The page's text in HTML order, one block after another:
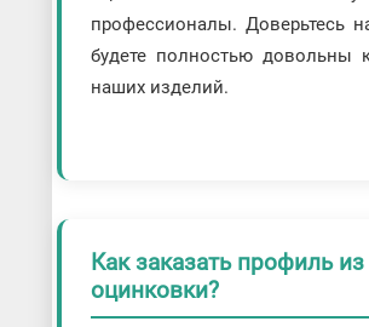
профессионалы. Доверьтесь
будете полностью довольны
наших изделий.
Как заказать профиль из
оцинковки?